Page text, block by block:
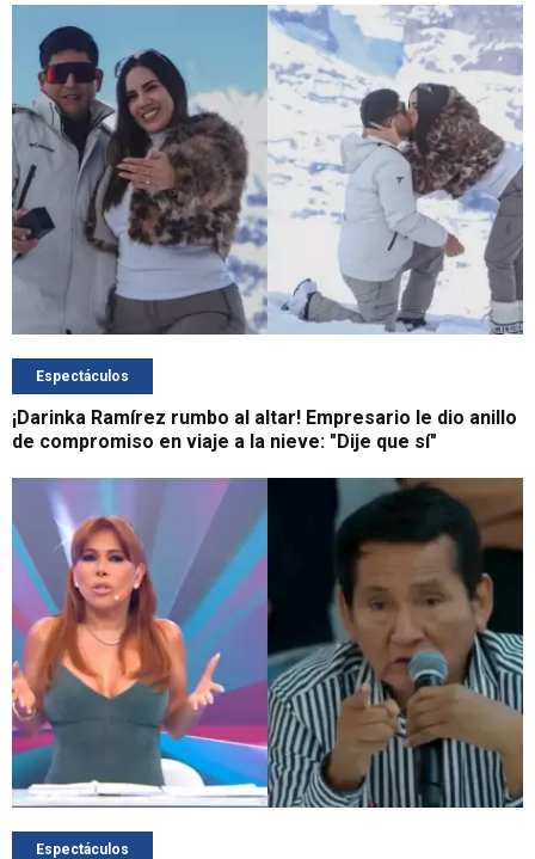
Espectáculos
¡Darinka Ramírez rumbo al altar! Empresario le dio anillo
de compromiso en viaje a la nieve: "Dije que sí"
Espectáculos